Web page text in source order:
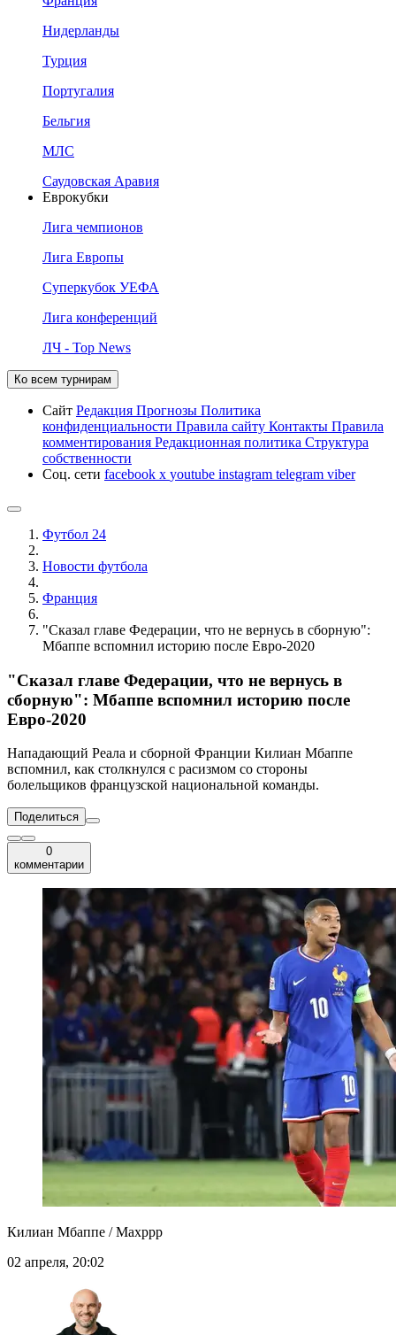
Нидерланды
Турция
Португалия
Бельгия
МЛС
Саудовская Аравия
Еврокубки
Лига чемпионов
Лига Европы
Суперкубок УЕФА
Лига конференций
ЛЧ - Top News
Ко всем турнирам
Сайт Редакция Прогнозы Политика
конфиденциальности Правила сайту Контакты Правила
комментирования Редакционная политика Структура
собственности
Соц. сети facebook x youtube instagram telegram viber
Футбол 24
Новости футбола
Франция
"Сказал главе Федерации, что не вернусь в сборную":
Мбаппе вспомнил историю после Евро-2020
"Сказал главе Федерации, что не вернусь в
сборную": Мбаппе вспомнил историю после
Евро-2020
Нападающий Реала и сборной Франции Килиан Мбаппе
вспомнил, как столкнулся с расизмом со стороны
болельщиков французской национальной команды.
Поделиться
0
комментарии
Килиан Мбаппе / Maxppp
02 апреля, 20:02